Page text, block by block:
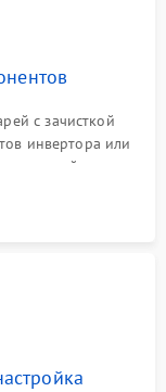
с зачисткой
инвертора или
дорожек и